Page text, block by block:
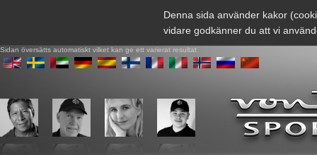
Denna sida använder kakor
vidare godkänner du att vi
Sidan översätts automatiskt vilket kan ge ett varierat resultat